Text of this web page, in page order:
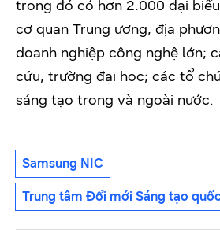
trong đó có hơn 2.000 đại
cơ quan Trung ương, địa
doanh nghiệp công nghệ lớn;
cứu, trường đại học; các tổ
sáng tạo trong và ngoài nước.
Samsung NIC
Trung tâm Đổi mới Sáng tạo